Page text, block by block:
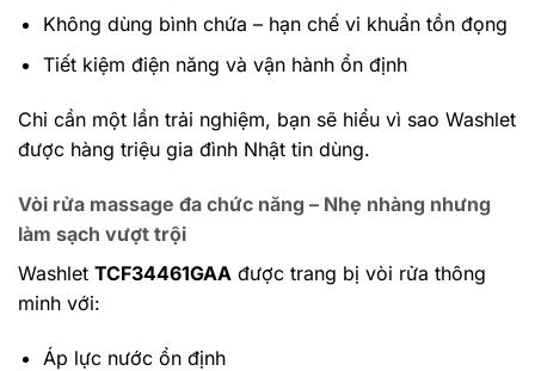
Không dùng bình chứa – hạn chế vi khuẩn tồn đọng
Tiết kiệm điện năng và vận hành ổn định
Chỉ cần một lần trải nghiệm, bạn sẽ hiểu vì sao Washlet
được hàng triệu gia đình Nhật tin dùng.
Vòi rửa massage đa chức năng – Nhẹ nhàng nhưng
làm sạch vượt trội
Washlet TCF34461GAA được trang bị vòi rửa thông
minh với:
Áp lực nước ổn định